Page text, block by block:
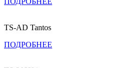
TS-AD Tantos
ПОДРОБНЕЕ